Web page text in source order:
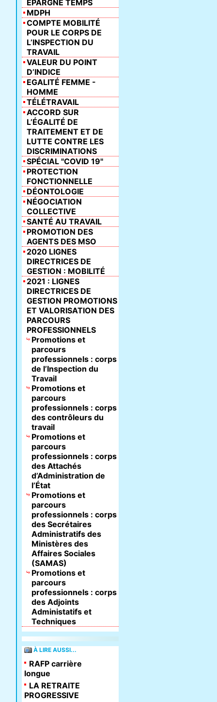
ÉPARGNE TEMPS
MDPH
COMPTE MOBILITÉ
POUR LE CORPS DE
L’INSPECTION DU
TRAVAIL
VALEUR DU POINT
D’INDICE
EGALITÉ FEMME -
HOMME
TÉLÉTRAVAIL
ACCORD SUR
L’ÉGALITÉ DE
TRAITEMENT ET DE
LUTTE CONTRE LES
DISCRIMINATIONS
SPÉCIAL "COVID 19"
PROTECTION
FONCTIONNELLE
DÉONTOLOGIE
NÉGOCIATION
COLLECTIVE
SANTÉ AU TRAVAIL
PROMOTION DES
AGENTS DES MSO
2020 LIGNES
DIRECTRICES DE
GESTION : MOBILITÉ
2021 : LIGNES
DIRECTRICES DE
GESTION PROMOTIONS
ET VALORISATION DES
PARCOURS
PROFESSIONNELS
Promotions et
parcours
professionnels : corps
de l’Inspection du
Travail
Promotions et
parcours
professionnels : corps
des contrôleurs du
travail
Promotions et
parcours
professionnels : corps
des Attachés
d’Administration de
l’État
Promotions et
parcours
professionnels : corps
des Secrétaires
Administratifs des
Ministères des
Affaires Sociales
(SAMAS)
Promotions et
parcours
professionnels : corps
des Adjoints
Administatifs et
Techniques
À LIRE AUSSI...
RAFP carrière
longue
LA RETRAITE
PROGRESSIVE